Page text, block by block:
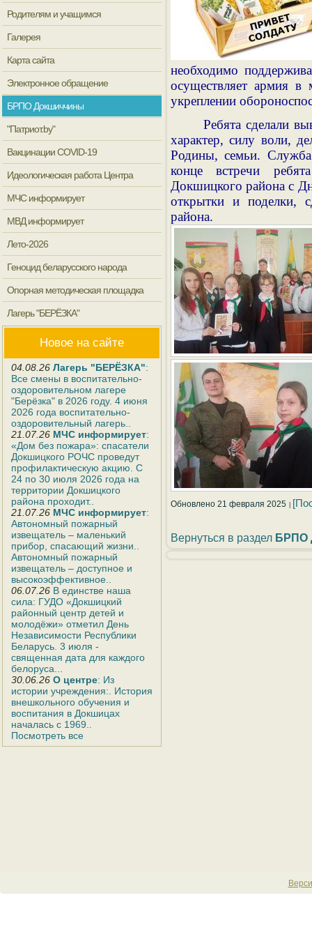
Родителям и учащимся
Галерея
Карта сайта
Электронное обращение
БРПО Докшиччины
"Патриот.by"
Вакцинации COVID-19
Идеологическая работа Центра
МЧС информирует
МВД информирует
Лето-2026
Геноцид беларусского народа
Опорная методическая площадка
Лагерь "БЕРЁЗКА"
Новое на сайте
04.08.26 Лагерь "БЕРЁЗКА":
Все смены в воспитательно-
оздоровительном лагере
"Берёзка" в 2026 году. 4 июня
2026 года воспитательно-
оздоровительный лагерь..
21.07.26 МЧС информирует:
«Дом без пожара»: спасатели
Докшицкого РОЧС проведут
профилактическую акцию. С
24 по 30 июля 2026 года на
территории Докшицкого
района проходит..
21.07.26 МЧС информирует:
Автономный пожарный
извещатель – маленький
прибор, спасающий жизни..
Автономный пожарный
извещатель – доступное и
высокоэффективное..
06.07.26 В единстве наша
сила: ГУДО «Докшицкий
районный центр детей и
молодёжи» отметил День
Независимости Республики
Беларусь. 3 июля -
священная дата для каждого
белоруса...
30.06.26 О центре: Из
истории учреждения:. История
внешкольного обучения и
воспитания в Докшицах
началась с 1969..
Посмотреть все
необходимо
осуществляет армия
укреплении
Ребята сделали
характер, силу воли,
Родины, семьи.
конце встречи
Докшицкого района с
открытки и поделки,
района.
Обновлено 21 февраля 2025
Вернуться в раздел БРПО